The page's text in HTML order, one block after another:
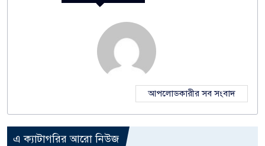
আপলোডকারীর সব সংবাদ
এ ক্যাটাগরির আরো নিউজ